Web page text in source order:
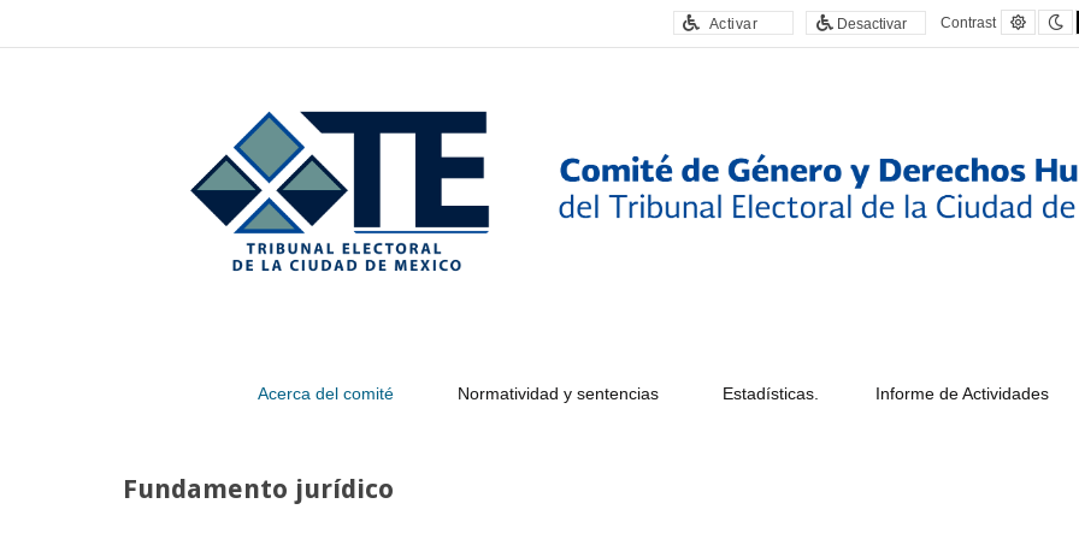
Activar Desactivar Contrast
Default
Acerca del comité Normatividad y sentencias Estadísticas. Informe de Actividades
Fundamento jurídico